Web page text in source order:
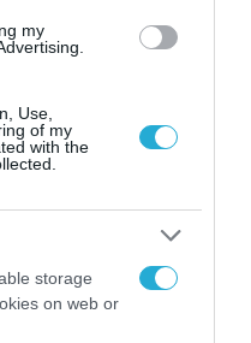
my
Use,
of my
with the
storage
on web or